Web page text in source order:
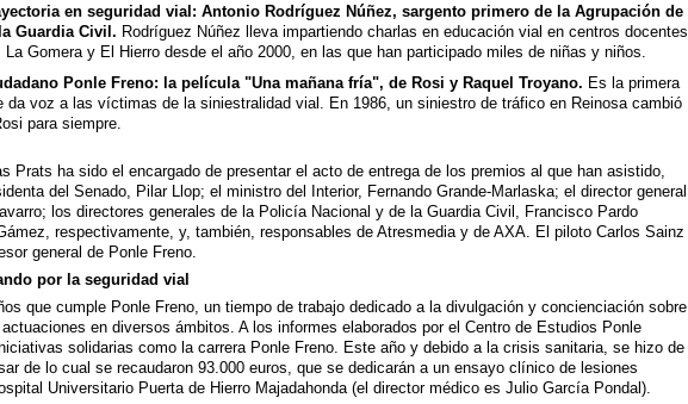
en seguridad vial: Antonio Rodríguez Núñez, sargento primero de la Agrupación de
Guardia Civil. Rodríguez Núñez lleva impartiendo charlas en educación vial en centros docentes
La Gomera y El Hierro desde el año 2000, en las que han participado miles de niñas y niños.
Ponle Freno: la película "Una mañana fría", de Rosi y Raquel Troyano. Es la primera
da voz a las víctimas de la siniestralidad vial. En 1986, un siniestro de tráfico en Reinosa cambió
para siempre.
Prats ha sido el encargado de presentar el acto de entrega de los premios al que han asistido,
del Senado, Pilar Llop; el ministro del Interior, Fernando Grande-Marlaska; el director general
los directores generales de la Policía Nacional y de la Guardia Civil, Francisco Pardo
respectivamente, y, también, responsables de Atresmedia y de AXA. El piloto Carlos Sainz
general de Ponle Freno.
por la seguridad vial
que cumple Ponle Freno, un tiempo de trabajo dedicado a la divulgación y concienciación sobre
en diversos ámbitos. A los informes elaborados por el Centro de Estudios Ponle
solidarias como la carrera Ponle Freno. Este año y debido a la crisis sanitaria, se hizo de
de lo cual se recaudaron 93.000 euros, que se dedicarán a un ensayo clínico de lesiones
Universitario Puerta de Hierro Majadahonda (el director médico es Julio García Pondal).